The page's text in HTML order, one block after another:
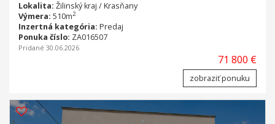
Lokalita: Žilinský kraj / Krasňany
Výmera: 510m2
Inzertná kategória: Predaj
Ponuka číslo: ZA016507
Pridané 30.06.2026
71 800 €
zobraziť ponuku